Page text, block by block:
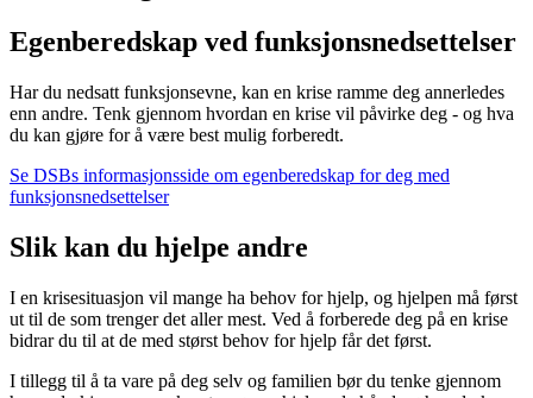
Egenberedskap ved funksjonsnedsettelser
Har du nedsatt funksjonsevne, kan en krise ramme deg annerledes
enn andre. Tenk gjennom hvordan en krise vil påvirke deg - og hva
du kan gjøre for å være best mulig forberedt.
Se DSBs informasjonsside om egenberedskap for deg med
funksjonsnedsettelser
Slik kan du hjelpe andre
I en krisesituasjon vil mange ha behov for hjelp, og hjelpen må først
ut til de som trenger det aller mest. Ved å forberede deg på en krise
bidrar du til at de med størst behov for hjelp får det først.
I tillegg til å ta vare på deg selv og familien bør du tenke gjennom